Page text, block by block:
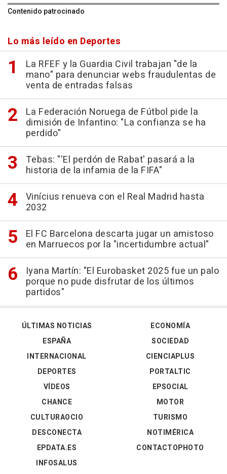
Contenido patrocinado
Lo más leído en Deportes
La RFEF y la Guardia Civil trabajan "de la
mano" para denunciar webs fraudulentas de
venta de entradas falsas
La Federación Noruega de Fútbol pide la
dimisión de Infantino: "La confianza se ha
perdido"
Tebas: "'El perdón de Rabat' pasará a la
historia de la infamia de la FIFA"
Vinícius renueva con el Real Madrid hasta
2032
El FC Barcelona descarta jugar un amistoso
en Marruecos por la "incertidumbre actual"
Iyana Martín: "El Eurobasket 2025 fue un palo
porque no pude disfrutar de los últimos
partidos"
ÚLTIMAS NOTICIAS
ESPAÑA
INTERNACIONAL
DEPORTES
VÍDEOS
ECONOMÍA
SOCIEDAD
CIENCIAPLUS
PORTALTIC
EPSOCIAL
CHANCE
CULTURAOCIO
DESCONECTA
EPDATA.ES
INFOSALUS
MOTOR
TURISMO
NOTIMÉRICA
CONTACTOPHOTO